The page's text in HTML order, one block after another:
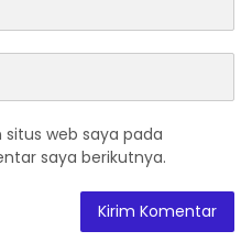
web saya pada
saya berikutnya.